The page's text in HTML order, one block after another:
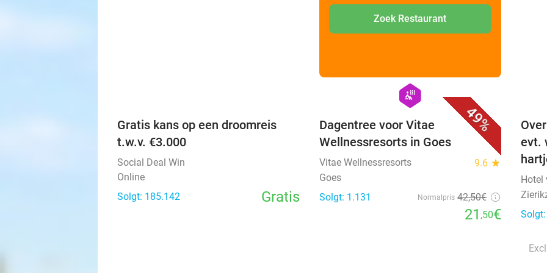
Zoek Restaurant
Gratis kans op een droomreis
t.w.v. €3.000
Social Deal Win
Online
Solgt: 185.142
Gratis
49%
favorite_border
hexagon
wellness
Dagentree voor Vitae
Wellnessresorts in Goes
Vitae Wellnessresorts 9.6 star
Goes
Solgt: 1.131
Normalpris 42,50€
21,50€
evt.
Hotel